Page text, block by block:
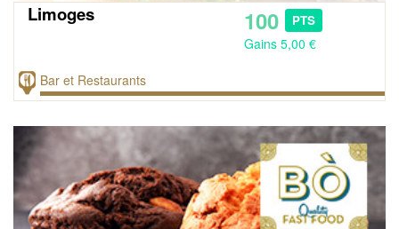
Limoges 100 PTS
Gains 5,00 €
Bar et Restaurants